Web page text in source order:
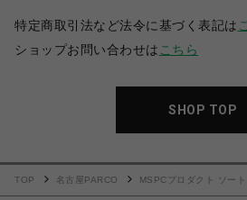
特定商取引法など法令に基づく表記は
ショップお問い合わせは こちら
SHOP TOP
TOP 名古屋PARCO MSPCプロダクト ソート